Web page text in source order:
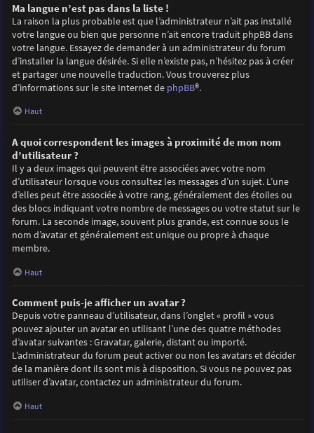
Ma langue n’est pas dans la liste !
La raison la plus probable est que l’administrateur n’ait pas installé
votre langue ou bien que personne n’ait encore traduit phpBB dans
votre langue. Essayez de demander à un administrateur du forum
d’installer la langue désirée. Si elle n’existe pas, n’hésitez pas à créer
et partager une nouvelle traduction. Vous trouverez plus
d’informations sur le site Internet de phpBB®.
Haut
A quoi correspondent les images à proximité de mon nom
d’utilisateur ?
Il y a deux images qui peuvent être associées avec votre nom
d’utilisateur lorsque vous consultez les messages d’un sujet. L’une
d’elles peut être associée à votre rang, généralement des étoiles ou
des blocs indiquant votre nombre de messages ou votre statut sur le
forum. La seconde image, souvent plus grande, est connue sous le
nom d’avatar et généralement est unique ou propre à chaque
membre.
Haut
Comment puis-je afficher un avatar ?
Depuis votre panneau d’utilisateur, dans l’onglet « profil » vous
pouvez ajouter un avatar en utilisant l’une des quatre méthodes
d’avatar suivantes : Gravatar, galerie, distant ou importé.
L’administrateur du forum peut activer ou non les avatars et décider
de la manière dont ils sont mis à disposition. Si vous ne pouvez pas
utiliser d’avatar, contactez un administrateur du forum.
Haut